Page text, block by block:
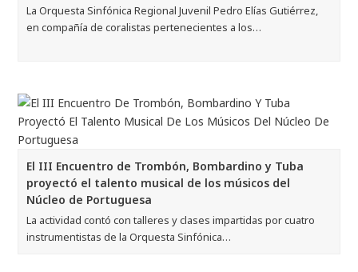
La Orquesta Sinfónica Regional Juvenil Pedro Elías Gutiérrez,
en compañía de coralistas pertenecientes a los…
El III Encuentro de Trombón, Bombardino y Tuba
proyectó el talento musical de los músicos del
Núcleo de Portuguesa
La actividad contó con talleres y clases impartidas por cuatro
instrumentistas de la Orquesta Sinfónica…